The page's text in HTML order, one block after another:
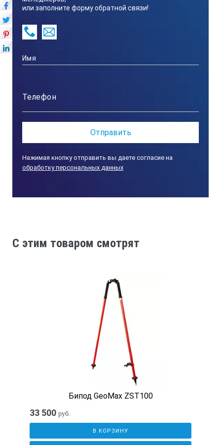
или заполните форму обратной связи!
Нажимая кнопку отправить вы даете согласие на
обработку персональных данных
C этим товаром смотрят
Бипод GeoMax ZST100
33 500 руб.
В КОРЗИНУ